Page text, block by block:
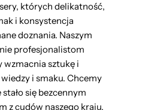
których delikatność,
i konsystencja
doznania. Naszym
profesjonalistom
sztukę i
i smaku. Chcemy
się bezcennym
z cudów naszego kraju,